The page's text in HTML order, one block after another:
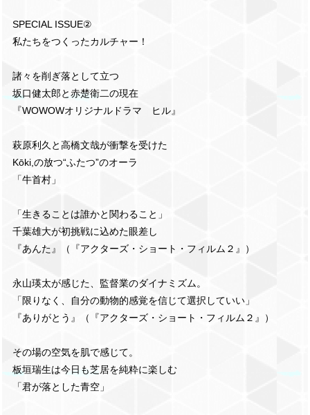
SPECIAL ISSUE②
私たちをつくったカルチャー！
諸々を削ぎ落として立つ
坂口健太郎と赤楚衛二の現在
『WOWOWオリジナルドラマ ヒル』
萩原利久と高橋文哉が衝撃を受けた
Kōki,の放つ“ふたつ”のオーラ
「牛首村」
「生きることは誰かと関わること」
千葉雄大が初挑戦に込めた眼差し
『あんた』（『アクターズ・ショート・フィルム２』）
永山瑛太が感じた、監督業のダイナミズム。
「限りなく、自分の動物的感覚を信じて選択していい」
『ありがとう』（『アクターズ・ショート・フィルム２』）
その場の空気を肌で感じて。
板垣瑞生は今日も芝居を純粋に楽しむ
「君が落とした青空」